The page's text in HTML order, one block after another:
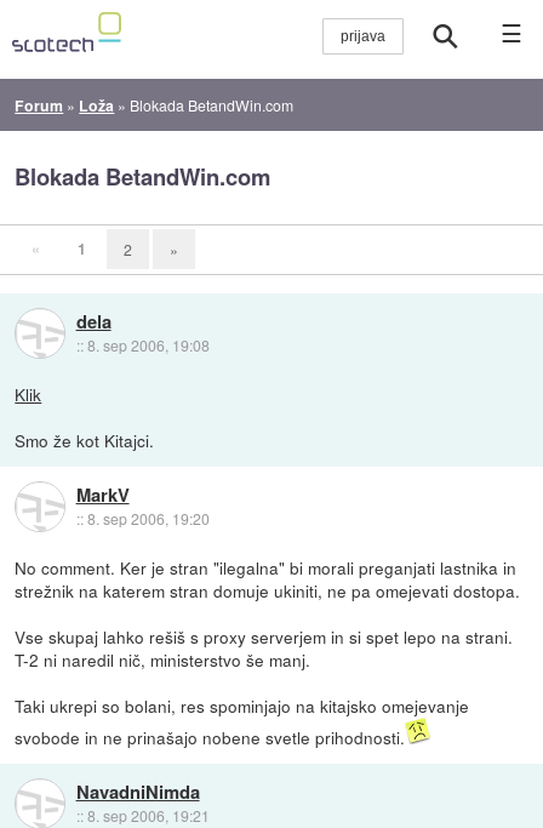
☰
Forum » Loža » Blokada BetandWin.com
Blokada BetandWin.com
« 1 2 »
dela
::8. sep 2006, 19:08
Klik
Smo že kot Kitajci.
MarkV
::8. sep 2006, 19:20
No comment. Ker je stran "ilegalna" bi morali preganjati lastnika in
strežnik na katerem stran domuje ukiniti, ne pa omejevati dostopa.
Vse skupaj lahko rešiš s proxy serverjem in si spet lepo na strani.
T-2 ni naredil nič, ministerstvo še manj.
Taki ukrepi so bolani, res spominjajo na kitajsko omejevanje
svobode in ne prinašajo nobene svetle prihodnosti.
NavadniNimda
::8. sep 2006, 19:21